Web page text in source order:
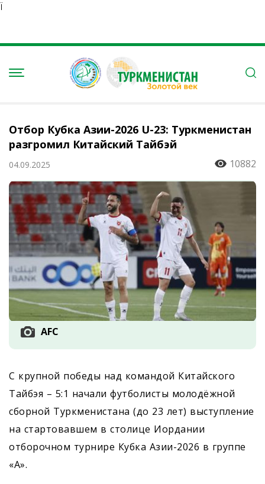
Ï
Отбор Кубка Азии-2026 U-23: Туркменистан
разгромил Китайский Тайбэй
04.09.2025 10882
AFC
С крупной победы над командой Китайского
Тайбэя – 5:1 начали футболисты молодёжной
сборной Туркменистана (до 23 лет) выступление
на стартовавшем в столице Иордании
отборочном турнире Кубка Азии-2026 в группе
«А».